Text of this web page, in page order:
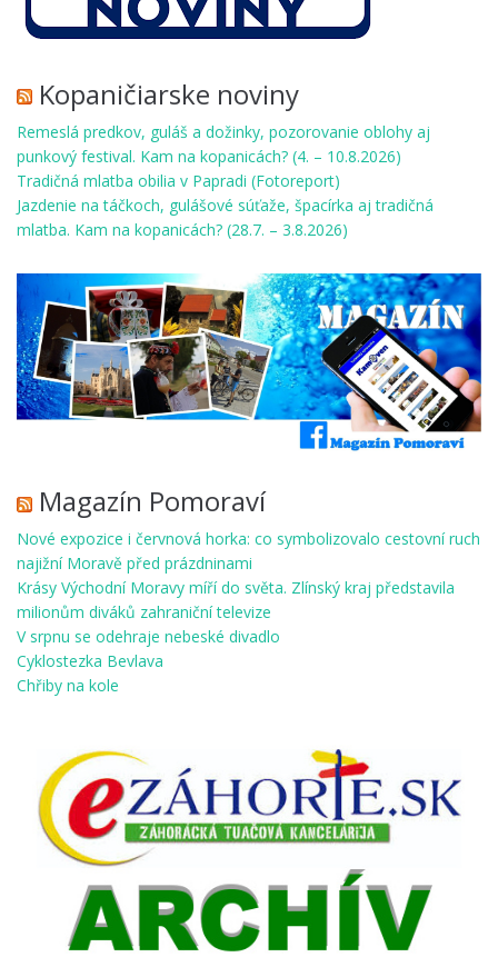
Kopaničiarske noviny
Remeslá predkov, guláš a dožinky, pozorovanie oblohy aj
punkový festival. Kam na kopanicách? (4. – 10.8.2026)
Tradičná mlatba obilia v Papradi (Fotoreport)
Jazdenie na táčkoch, gulášové súťaže, špacírka aj tradičná
mlatba. Kam na kopanicách? (28.7. – 3.8.2026)
Magazín Pomoraví
Nové expozice i červnová horka: co symbolizovalo cestovní ruch
najižní Moravě před prázdninami
Krásy Východní Moravy míří do světa. Zlínský kraj představila
milionům diváků zahraniční televize
V srpnu se odehraje nebeské divadlo
Cyklostezka Bevlava
Chřiby na kole